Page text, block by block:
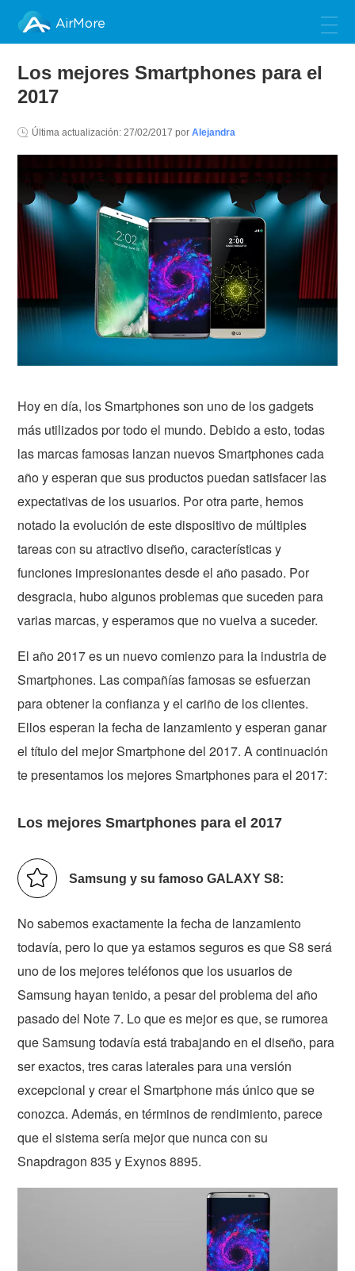
AirMore
Los mejores Smartphones para el
2017
Última actualización:27/02/2017 porAlejandra
Hoy en día, los Smartphones son uno de los gadgets
más utilizados por todo el mundo. Debido a esto, todas
las marcas famosas lanzan nuevos Smartphones cada
año y esperan que sus productos puedan satisfacer las
expectativas de los usuarios. Por otra parte, hemos
notado la evolución de este dispositivo de múltiples
tareas con su atractivo diseño, características y
funciones impresionantes desde el año pasado. Por
desgracia, hubo algunos problemas que suceden para
varias marcas, y esperamos que no vuelva a suceder.
El año 2017 es un nuevo comienzo para la industria de
Smartphones. Las compañías famosas se esfuerzan
para obtener la confianza y el cariño de los clientes.
Ellos esperan la fecha de lanzamiento y esperan ganar
el título del mejor Smartphone del 2017. A continuación
te presentamos los mejores Smartphones para el 2017:
Los mejores Smartphones para el 2017
Samsung y su famoso GALAXY S8:
No sabemos exactamente la fecha de lanzamiento
todavía, pero lo que ya estamos seguros es que S8 será
uno de los mejores teléfonos que los usuarios de
Samsung hayan tenido, a pesar del problema del año
pasado del Note 7. Lo que es mejor es que, se rumorea
que Samsung todavía está trabajando en el diseño, para
ser exactos, tres caras laterales para una versión
excepcional y crear el Smartphone más único que se
conozca. Además, en términos de rendimiento, parece
que el sistema sería mejor que nunca con su
Snapdragon 835 y Exynos 8895.